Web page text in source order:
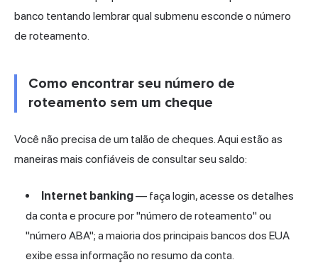
banco tentando lembrar qual submenu esconde o número
de roteamento.
Como encontrar seu número de
roteamento sem um cheque
Você não precisa de um talão de cheques. Aqui estão as
maneiras mais confiáveis de consultar seu saldo:
Internet banking— faça login, acesse os detalhes
da conta e procure por "número de roteamento" ou
"número ABA"; a maioria dos principais bancos dos EUA
exibe essa informação no resumo da conta.